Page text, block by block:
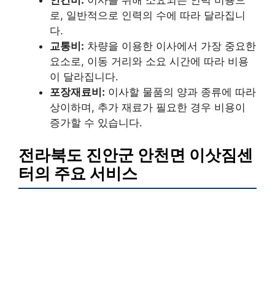
로, 일반적으로 인력의 수에 따라 달라집니
다.
교통비: 차량을 이용한 이사에서 가장 중요한
요소로, 이동 거리와 소요 시간에 따라 비용
이 달라집니다.
포장재료비: 이사할 물품의 양과 종류에 따라
상이하며, 추가 재료가 필요한 경우 비용이
증가할 수 있습니다.
전라북도 진안군 안천면 이삿짐센
터의 주요 서비스